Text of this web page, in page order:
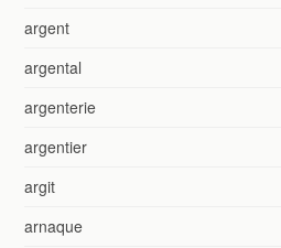
argent
argental
argenterie
argentier
argit
arnaque